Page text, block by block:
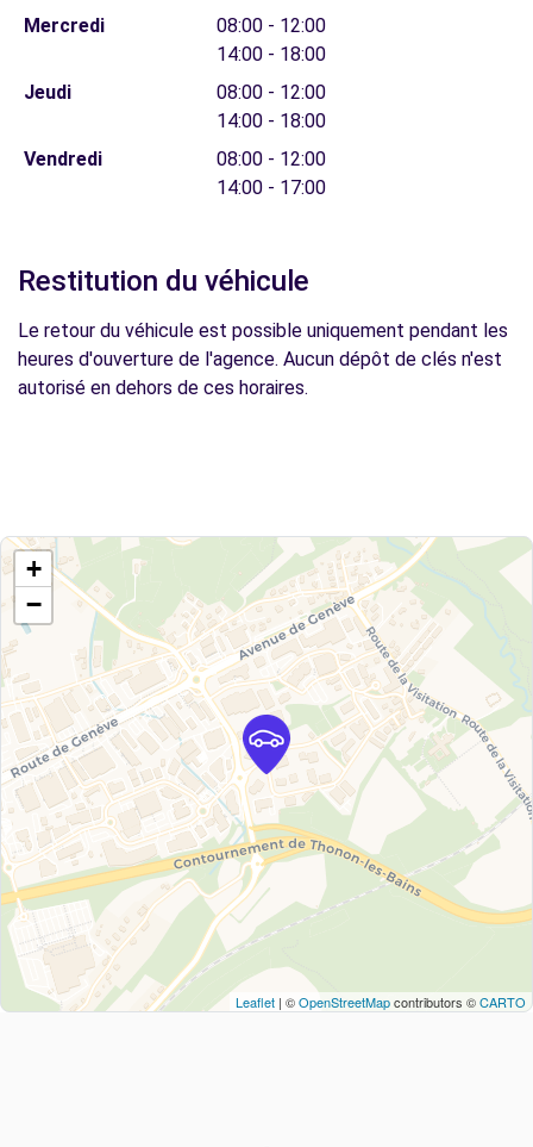
Mercredi
08:00 - 12:00
14:00 - 18:00
Jeudi
08:00 - 12:00
14:00 - 18:00
Vendredi
08:00 - 12:00
14:00 - 17:00
Restitution du véhicule
Le retour du véhicule est possible uniquement pendant les
heures d'ouverture de l'agence. Aucun dépôt de clés n'est
autorisé en dehors de ces horaires.
+
−
Leaflet | ©OpenStreetMapcontributors ©CARTO